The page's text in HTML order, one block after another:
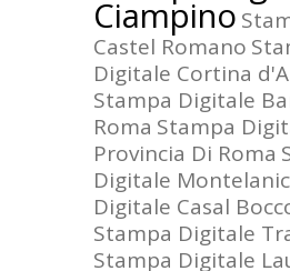
Ciampino
Castel Romano
Digitale Cortina
Stampa Digitale
Roma Stampa
Provincia Di Roma
Digitale
Digitale Casal
Stampa Digitale
Stampa Digitale